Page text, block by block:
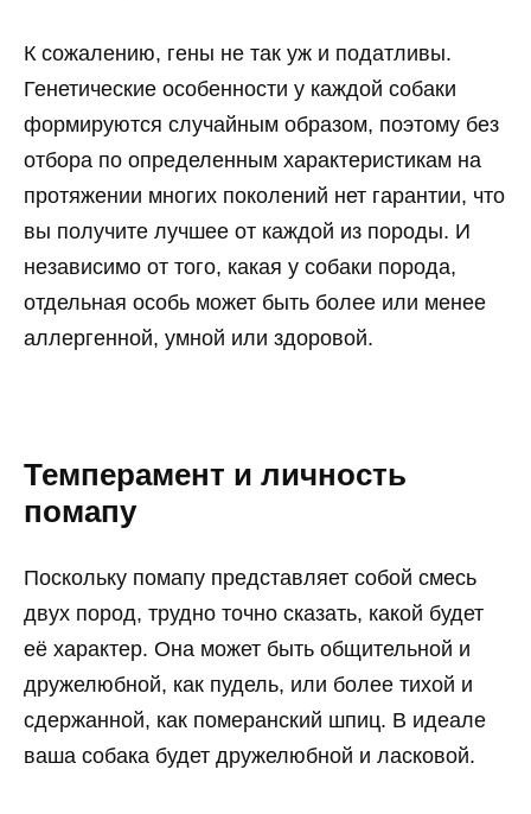
К сожалению, гены не так уж и податливы.
Генетические особенности у каждой собаки
формируются случайным образом, поэтому без
отбора по определенным характеристикам на
протяжении многих поколений нет гарантии, что
вы получите лучшее от каждой из породы. И
независимо от того, какая у собаки порода,
отдельная особь может быть более или менее
аллергенной, умной или здоровой.
Темперамент и личность
помапу
Поскольку помапу представляет собой смесь
двух пород, трудно точно сказать, какой будет
её характер. Она может быть общительной и
дружелюбной, как пудель, или более тихой и
сдержанной, как померанский шпиц. В идеале
ваша собака будет дружелюбной и ласковой.